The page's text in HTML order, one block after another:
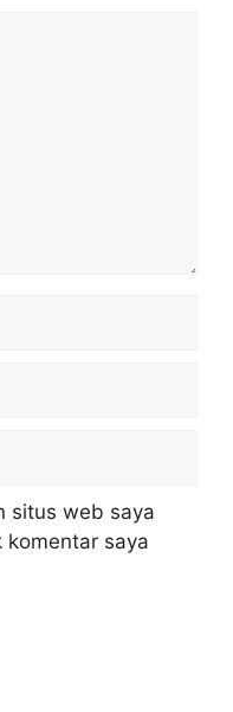
situs web saya
komentar saya